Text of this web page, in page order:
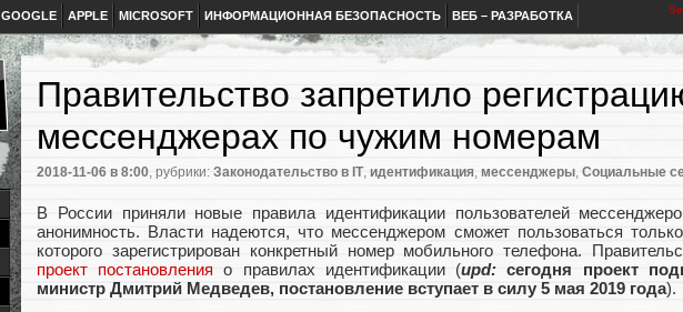
GOOGLE APPLE MICROSOFT ИНФОРМАЦИОННАЯ БЕЗОПАСНОСТЬ ВЕБ – РАЗРАБОТКА
Правительство запретило
мессенджерах по чужим номерам
2018-11-06 в 8:00, рубрики: Законодательство в IT, идентификация, мессенджеры, Социальные
В России приняли новые правила идентификации пользователей
анонимность. Власти надеются, что мессенджером сможет пользоваться
которого зарегистрирован конкретный номер мобильного телефона.
проект постановления о правилах идентификации (upd: сегодня проект
министр Дмитрий Медведев, постановление вступает в силу 5 мая 2019 года).